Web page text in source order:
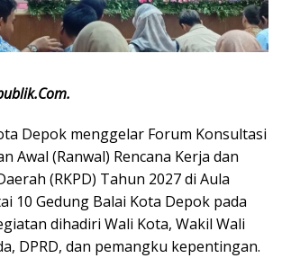
Depok menggelar Forum Konsultasi
Awal (Ranwal) Rencana Kerja dan
(RKPD) Tahun 2027 di Aula
10 Gedung Balai Kota Depok pada
dihadiri Wali Kota, Wakil Wali
DPRD, dan pemangku kepentingan.